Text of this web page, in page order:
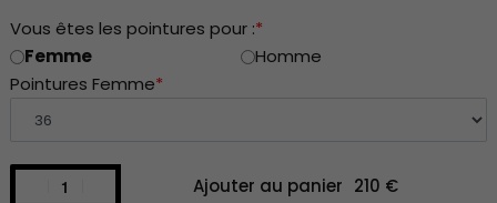
*
Vous êtes les pointures pour :
Femme
Homme
*
Pointures Femme
Ajouter au panier